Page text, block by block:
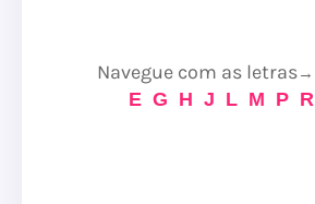
Navegue com as letras→
E G H J L M P R